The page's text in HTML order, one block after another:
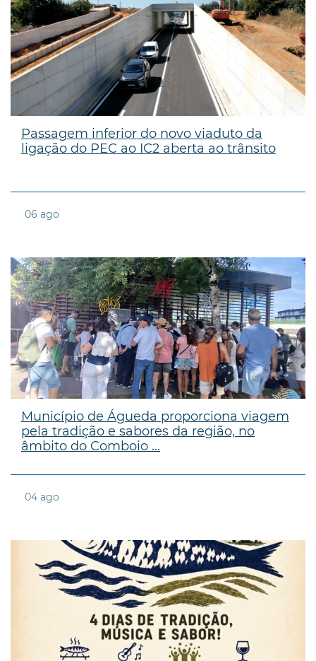
Passagem inferior do novo viaduto da
ligação do PEC ao IC2 aberta ao trânsito
06 ago
Município de Águeda proporciona viagem
pela tradição e sabores da região, no
âmbito do Comboio ...
04 ago